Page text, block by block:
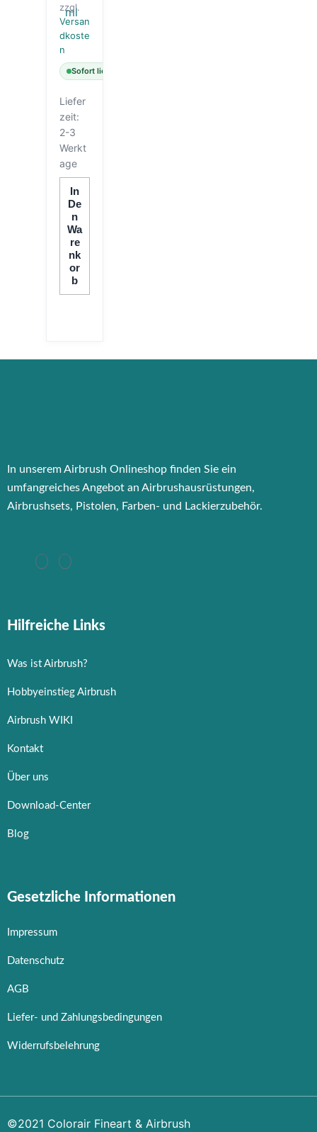
zzgl.
Versan
dkoste
n
Sofort lieferbar
Liefer
zeit:
2-3
Werkt
age
In
De
N
Wa
Re
Nk
Or
B
In unserem Airbrush Onlineshop finden Sie ein
umfangreiches Angebot an Airbrushausrüstungen,
Airbrushsets, Pistolen, Farben- und Lackierzubehör.
Hilfreiche Links
Was ist Airbrush?
Hobbyeinstieg Airbrush
Airbrush WIKI
Kontakt
Über uns
Download-Center
Blog
Gesetzliche Informationen
Impressum
Datenschutz
AGB
Liefer- und Zahlungsbedingungen
Widerrufsbelehrung
©2021 Colorair Fineart & Airbrush